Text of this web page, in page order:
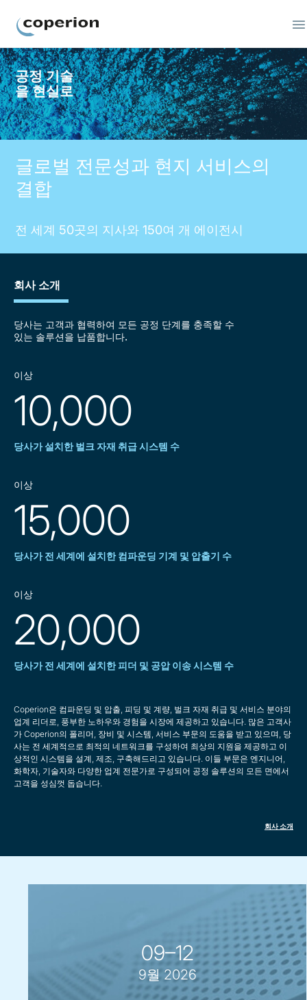
공정 기술
을 현실로
글로벌 전문성과 현지 서비스의
결합
전 세계 50곳의 지사와 150여 개 에이전시
회사 소개
당사는 고객과 협력하여 모든 공정 단계를 충족할 수
있는 솔루션을 납품합니다.
이상
10,000
당사가 설치한 벌크 자재 취급 시스템 수
이상
15,000
당사가 전 세계에 설치한 컴파운딩 기계 및 압출기 수
이상
20,000
당사가 전 세계에 설치한 피더 및 공압 이송 시스템 수
Coperion은 컴파운딩 및 압출, 피딩 및 계량, 벌크 자재 취급 및 서비스 분야의
업계 리더로, 풍부한 노하우와 경험을 시장에 제공하고 있습니다. 많은 고객사
가 Coperion의 폴리머, 장비 및 시스템, 서비스 부문의 도움을 받고 있으며, 당
사는 전 세계적으로 최적의 네트워크를 구성하여 최상의 지원을 제공하고 이
상적인 시스템을 설계, 제조, 구축해드리고 있습니다. 이들 부문은 엔지니어,
화학자, 기술자와 다양한 업계 전문가로 구성되어 공정 솔루션의 모든 면에서
고객을 성심껏 돕습니다.
회사 소개
09–12
9월 2026